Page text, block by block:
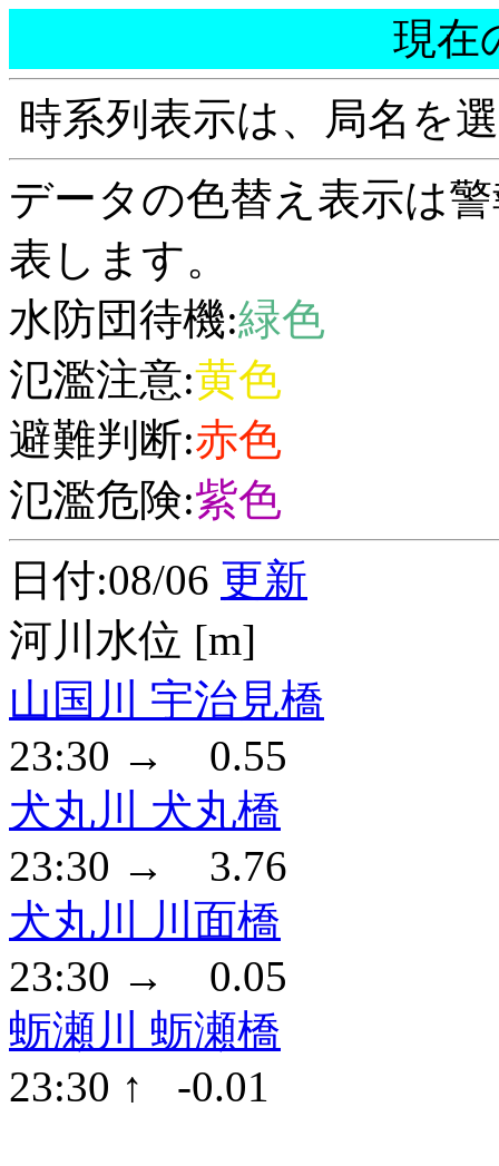
現在
時系列表示は、局名を
データの色替え表示は
表します。
水防団待機:緑色
氾濫注意:黄色
避難判断:赤色
氾濫危険:紫色
日付:08/06 更新
河川水位 [m]
山国川 宇治見橋
23:30 → 0.55
犬丸川 犬丸橋
23:30 → 3.76
犬丸川 川面橋
23:30 → 0.05
蛎瀬川 蛎瀬橋
23:30 ↑ -0.01